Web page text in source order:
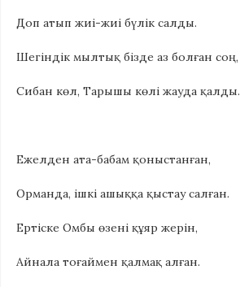
Доп атып жиі-жиі бүлік салды.
Шегіндік мылтық бізде аз болған соң,
Сибан көл, Тарышы көлі жауда қалды.
Ежелден ата-бабам қоныстанған,
Орманда, ішкі ашыққа қыстау салған.
Ертіске Омбы өзені құяр жерін,
Айнала тоғаймен қалмақ алған.